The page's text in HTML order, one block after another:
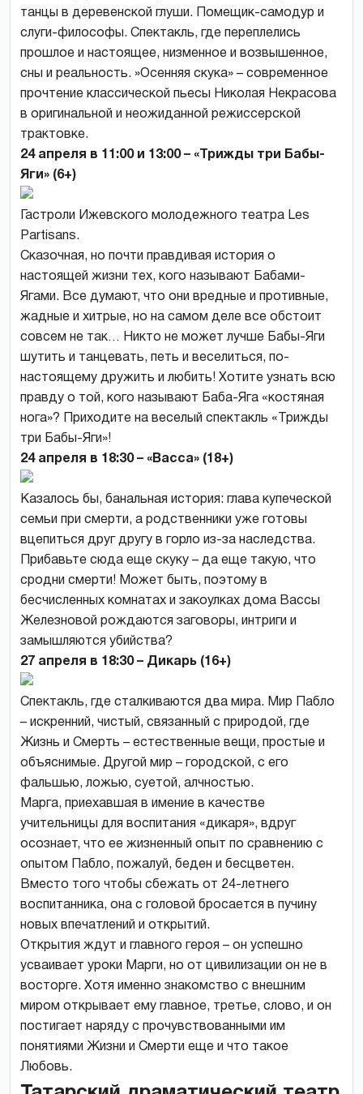
танцы в деревенской глуши. Помещик-самодур и
слуги-философы. Спектакль, где переплелись
прошлое и настоящее, низменное и возвышенное,
сны и реальность. »Осенняя скука» – современное
прочтение классической пьесы Николая Некрасова
в оригинальной и неожиданной режиссерской
трактовке.
24 апреля в 11:00 и 13:00 – «Трижды три Бабы-
Яги» (6+)
Гастроли Ижевского молодежного театра Les
Partisans.
Сказочная, но почти правдивая история о
настоящей жизни тех, кого называют Бабами-
Ягами. Все думают, что они вредные и противные,
жадные и хитрые, но на самом деле все обстоит
совсем не так… Никто не может лучше Бабы-Яги
шутить и танцевать, петь и веселиться, по-
настоящему дружить и любить! Хотите узнать всю
правду о той, кого называют Баба-Яга «костяная
нога»? Приходите на веселый спектакль «Трижды
три Бабы-Яги»!
24 апреля в 18:30 – «Васса» (18+)
Казалось бы, банальная история: глава купеческой
семьи при смерти, а родственники уже готовы
вцепиться друг другу в горло из-за наследства.
Прибавьте сюда еще скуку – да еще такую, что
сродни смерти! Может быть, поэтому в
бесчисленных комнатах и закоулках дома Вассы
Железновой рождаются заговоры, интриги и
замышляются убийства?
27 апреля в 18:30 – Дикарь (16+)
Спектакль, где сталкиваются два мира. Мир Пабло
– искренний, чистый, связанный с природой, где
Жизнь и Смерть – естественные вещи, простые и
объяснимые. Другой мир – городской, с его
фальшью, ложью, суетой, алчностью.
Марга, приехавшая в имение в качестве
учительницы для воспитания «дикаря», вдруг
осознает, что ее жизненный опыт по сравнению с
опытом Пабло, пожалуй, беден и бесцветен.
Вместо того чтобы сбежать от 24-летнего
воспитанника, она с головой бросается в пучину
новых впечатлений и открытий.
Открытия ждут и главного героя – он успешно
усваивает уроки Марги, но от цивилизации он не в
восторге. Хотя именно знакомство с внешним
миром открывает ему главное, третье, слово, и он
постигает наряду с прочувствованными им
понятиями Жизни и Смерти еще и что такое
Любовь.